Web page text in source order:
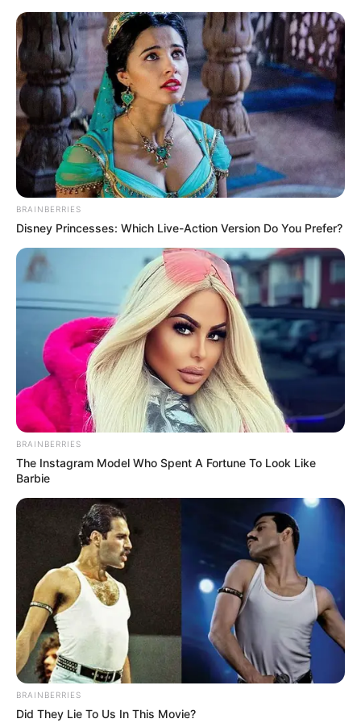
Schmalkalden - Freilichtmuseum Neue Hütte
Schmalkalden Veranstaltungen Hotels
BRAINBERRIES
Disney Princesses: Which Live-Action Version Do You Prefer?
BRAINBERRIES
The Instagram Model Who Spent A Fortune To Look Like
Barbie
BRAINBERRIES
Did They Lie To Us In This Movie?